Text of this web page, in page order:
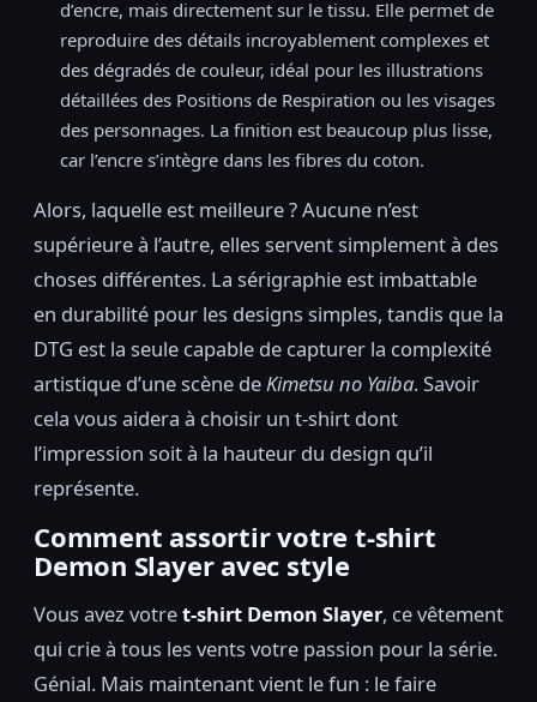
d’encre, mais directement sur le tissu. Elle permet de
reproduire des détails incroyablement complexes et
des dégradés de couleur, idéal pour les illustrations
détaillées des Positions de Respiration ou les visages
des personnages. La finition est beaucoup plus lisse,
car l’encre s’intègre dans les fibres du coton.
Alors, laquelle est meilleure ? Aucune n’est
supérieure à l’autre, elles servent simplement à des
choses différentes. La sérigraphie est imbattable
en durabilité pour les designs simples, tandis que la
DTG est la seule capable de capturer la complexité
artistique d’une scène deKimetsu no Yaiba. Savoir
cela vous aidera à choisir un t-shirt dont
l’impression soit à la hauteur du design qu’il
représente.
Comment assortir votre t-shirt
Demon Slayer avec style
Vous avez votret-shirt Demon Slayer, ce vêtement
qui crie à tous les vents votre passion pour la série.
Génial. Mais maintenant vient le fun : le faire